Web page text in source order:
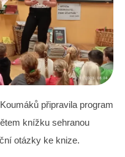
připravila program
knížku sehranou
otázky ke knize.